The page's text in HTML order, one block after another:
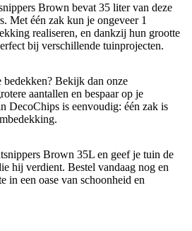
Brown bevat 35 liter van deze
Met één zak kun je ongeveer 1
realiseren, en dankzij hun grootte
bij verschillende tuinprojecten.
bedekken? Bekijk dan onze
aantallen en bespaar op je
DecoChips is eenvoudig: één zak is
Brown 35L en geef je tuin de
hij verdient. Bestel vandaag nog en
in een oase van schoonheid en